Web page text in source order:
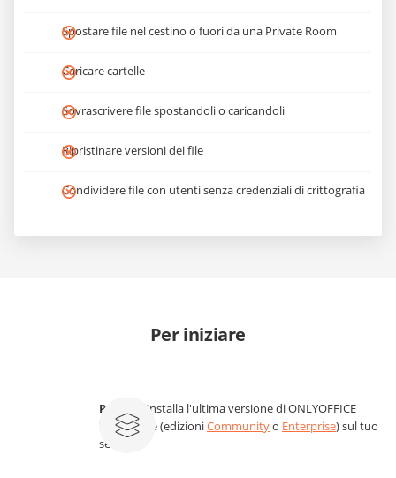
Spostare file nel cestino o fuori da una Private Room
Caricare cartelle
Sovrascrivere file spostandoli o caricandoli
Ripristinare versioni dei file
Condividere file con utenti senza credenziali di crittografia
Per iniziare
Passo 1.
Installa l'ultima versione di ONLYOFFICE
Workspace (edizioniCommunityo Enterprise) sul tuo
server.